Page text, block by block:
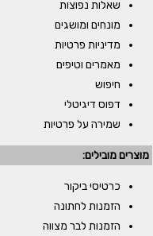
שאלות נפוצות
מונחים ומושגים
מדיניות פרטיות
מאמרים וטיפים
חיפוש
דפוס דיגיטלי
שמירה על פרטיות
מוצרים מובילים:
כרטיסי ביקור
הזמנות לחתונה
הזמנות לבר מצווה